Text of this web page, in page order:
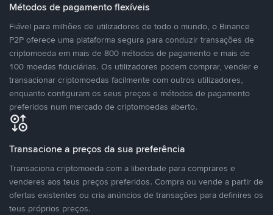
Métodos de pagamento flexíveis
Fiável para milhões de utilizadores de todo o mundo, o Binance
P2P oferece uma plataforma segura para conduzir transações de
criptomoeda em mais de 800 métodos de pagamento e mais de
100 moedas fiduciárias. Os utilizadores podem comprar, vender e
transacionar criptomoedas facilmente com outros utilizadores,
enquanto configuram os seus preços e métodos de pagamento
preferidos num mercado de criptomoedas aberto.
Transacione a preços da sua preferência
Transaciona criptomoeda com a liberdade para comprares e
venderes aos teus preços preferidos. Compra ou vende a partir de
ofertas existentes ou cria anúncios de transações para definires os
teus próprios preços.